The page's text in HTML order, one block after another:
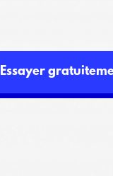
Essayer